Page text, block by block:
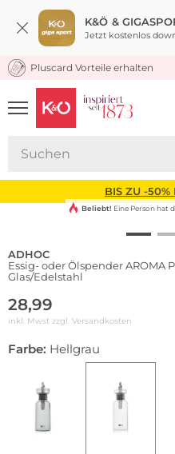
K&Ö &
Jetzt kostenlos
KOSTENLOSER
Pluscard Vorteile erhalten
UNSERE APP
CLICK &
BIS ZU -50%
Beliebt! Eine Person hat
ADHOC
Essig- oder Ölspender AROMA
Glas/Edelstahl
28,99
inkl. Mwst zzgl. Versandkosten
Farbe: Hellgrau